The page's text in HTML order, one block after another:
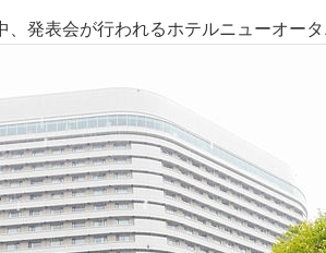
、発表会が行われるホテルニューオー